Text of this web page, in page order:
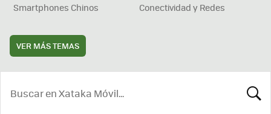
Smartphones Chinos
Conectividad y Redes
VER MÁS TEMAS